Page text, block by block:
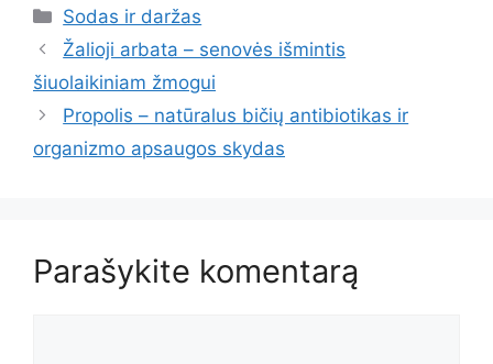
Kategorijos
Sodas ir daržas
Žalioji arbata – senovės išmintis
šiuolaikiniam žmogui
Propolis – natūralus bičių antibiotikas ir
organizmo apsaugos skydas
Parašykite komentarą